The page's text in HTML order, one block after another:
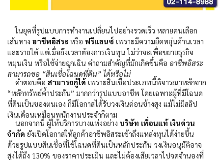
ในยุคที่รูปแบบการทำงานเปลี่ยนไปอย่างรวดเร็ว หลายคนเลือก
เส้นทาง อาชีพอิสระ หรือ ฟรีแลนซ์ เพราะมีความยืดหยุ่นด้านเวลา
และรายได้ แต่เมื่อถึงเวลาต้องการเงินทุน ไม่ว่าจะเพื่อขยายธุรกิจ
หมุนเงิน หรือใช้จ่ายฉุกเฉิน คำถามสำคัญที่มักเกิดขึ้นคือ อาชีพอิสระ
สามารถขอ “สินเชื่อโฉนดที่ดิน” ได้หรือไม่
คำตอบคือ สามารถกู้ได้ เพราะสินเชื่อประเภทนี้พิจารณาหลักจาก
“หลักทรัพย์ค้ำประกัน” มากกว่ารูปแบบอาชีพ โดยเฉพาะผู้ที่มีโฉนด
ที่ดินเป็นของตนเอง ก็มีโอกาสได้รับวงเงินค่อนข้างสูง แม้ไม่มีสลิป
เงินเดือนเหมือนพนักงานประจำก็ตาม
นอกจากนี้ ผู้ให้บริการบางแห่งอย่าง บริษัท เพื่อนแท้ เงินด่วน
จำกัด ยังเปิดโอกาสให้ลูกค้าอาชีพอิสระเข้าถึงแหล่งทุนได้ง่ายขึ้น
ด้วยรูปแบบสินเชื่อที่ใช้โฉนดที่ดินเป็นหลักประกัน วงเงินอนุมัติอาจ
สูงได้ถึง 130% ของราคาประเมิน และไม่ต้องเสียเวลาไปจดจำนองที่